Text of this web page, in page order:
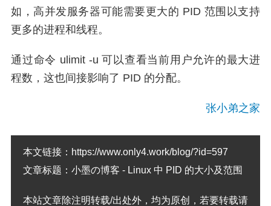
如，高并发服务器可能需要更大的 PID 范围以支持
更多的进程和线程。
通过命令 ulimit -u 可以查看当前用户允许的最大进
程数，这也间接影响了 PID 的分配。
张小弟之家
本文链接： https://www.only4.work/blog/?id=597
文章标题： 小墨の博客 - Linux 中 PID 的大小及范围
本站文章除注明转载/出处外，均为原创，若要转载请